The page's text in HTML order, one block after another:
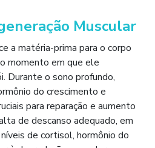
Muscular
a matéria-prima para o corpo
momento em que ele
Durante o sono profundo,
do crescimento e
para reparação e aumento
de descanso adequado, em
de cortisol, hormônio do